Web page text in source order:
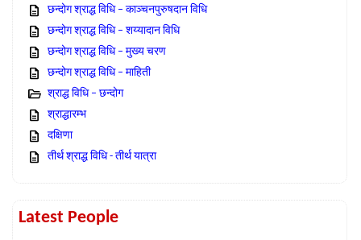
छन्दोग श्राद्ध विधि – काञ्चनपुरुषदान विधि
छन्दोग श्राद्ध विधि – शय्यादान विधि
छन्दोग श्राद्ध विधि – मुख्य चरण
छन्दोग श्राद्ध विधि – माहिती
श्राद्ध विधि – छन्दोग
श्राद्धारम्भ
दक्षिणा
तीर्थ श्राद्ध विधि - तीर्थ यात्रा
Latest People